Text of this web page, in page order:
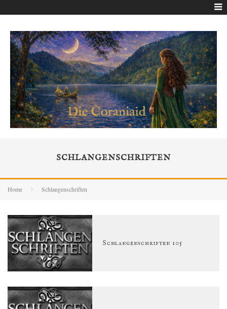
SCHLANGENSCHRIFTEN
Home Schlangenschriften
Schlangenschriften 105